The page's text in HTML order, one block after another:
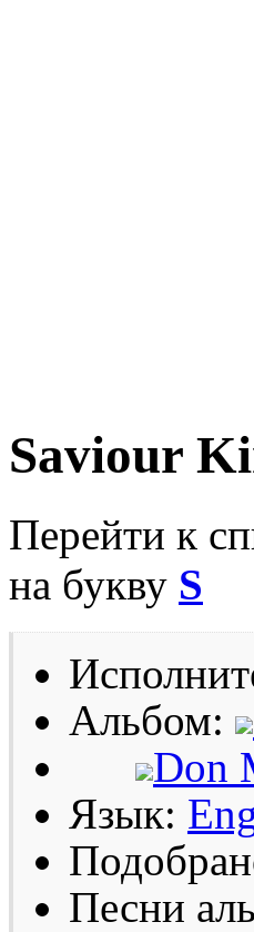
Saviour
Перейти к
на букву S
Альбом:
Don
Язык:
Песни